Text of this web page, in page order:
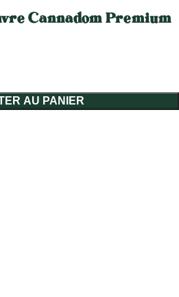
Cannadom Premium
AU PANIER